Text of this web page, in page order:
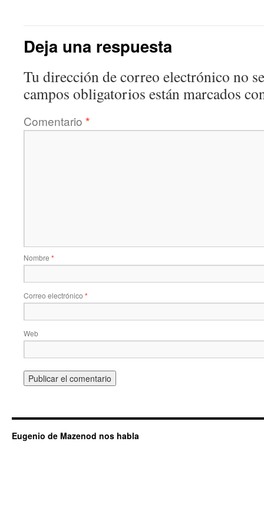
Deja una respuesta
Tu dirección de correo electrónico no
campos obligatorios están marcados
Comentario *
Nombre *
Correo electrónico *
Web
Eugenio de Mazenod nos habla